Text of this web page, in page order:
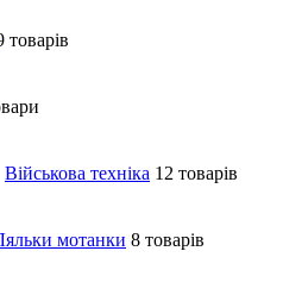
товарів
Військова техніка 12 товарів
мотанки 8 товарів